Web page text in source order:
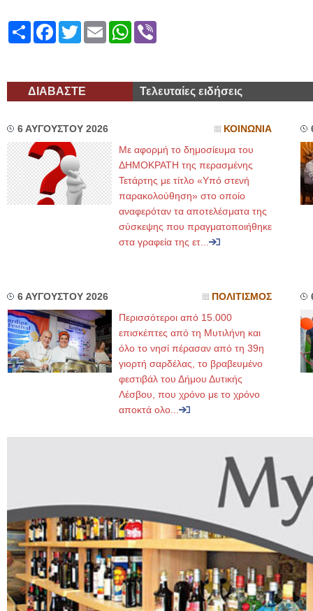
ShareFacebook
TwitterEmailWhatsApp
ΔΙΑΒΑΣΤΕ Τελευταίες ειδήσεις
6 ΑΥΓΟΥΣΤΟΥ 2026 ΚΟΙΝΩΝΙΑ
Με αφορμή το δημοσίευμα του
ΔΗΜΟΚΡΑΤΗ της περασμένης
Τετάρτης με τίτλο «Υπό στενή
παρακολούθηση» στο οποίο
αναφερόταν τα αποτελέσματα της
σύσκεψης που πραγματοποιήθηκε
στα γραφεία της ετ...
6 ΑΥΓΟΥΣΤΟΥ 2026 ΠΟΛΙΤΙΣΜΟΣ
Περισσότεροι από 15.000
επισκέπτες από τη Μυτιλήνη και
όλο το νησί πέρασαν από τη 39η
γιορτή σαρδέλας, το βραβευμένο
φεστιβάλ του Δήμου Δυτικής
Λέσβου, που χρόνο με το χρόνο
αποκτά ολο...